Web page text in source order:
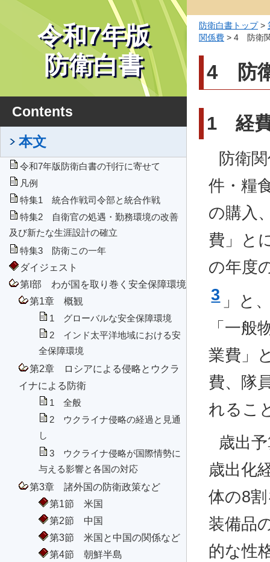
令和7年版
防衛白書
Contents
本文
令和7年版防衛白書の刊行に寄せて
凡例
特集1 統合作戦司令部と統合作戦
特集2 自衛官の処遇・勤務環境の改善
及び新たな生涯設計の確立
特集3 防衛この一年
ダイジェスト
第I部 わが国を取り巻く安全保障環境
第1章 概観
1 グローバルな安全保障環境
2 インド太平洋地域における安
全保障環境
第2章 ロシアによる侵略とウクラ
イナによる防衛
1 全般
2 ウクライナ侵略の経過と見通
し
3 ウクライナ侵略が国際情勢に
与える影響と各国の対応
第3章 諸外国の防衛政策など
第1節 米国
第2節 中国
第3節 米国と中国の関係など
第4節 朝鮮半島
防衛白書トップ>
関係費 > 4 防衛
4 防
1 経
防衛
件・糧
の購入
費」と
の年度
3 」と
「一
業費」
費、隊
れるこ
歳出
歳出化
体の8
装備品
的な性